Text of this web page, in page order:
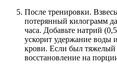
После тренировки.
потерянный килограмм
часа. Добавьте натрий
ускорит удержание воды
крови. Если был тяжелый
восстановление на